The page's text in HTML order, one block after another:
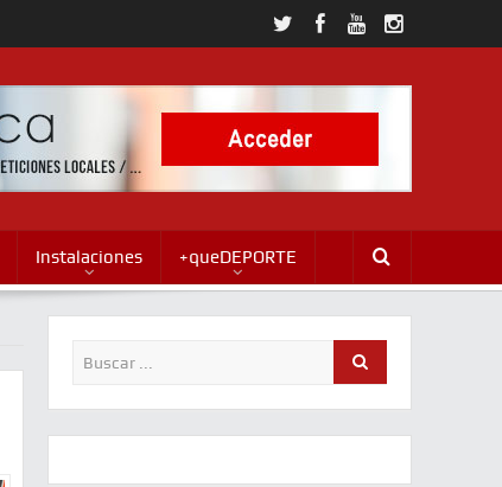
Instalaciones +queDEPORTE